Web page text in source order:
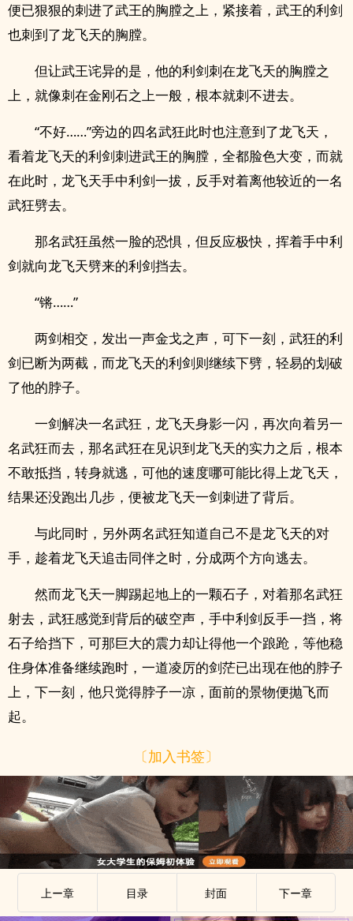
便已狠狠的刺进了武王的胸膛之上，紧接着，武王的利剑
也刺到了龙飞天的胸膛。
但让武王诧异的是，他的利剑刺在龙飞天的胸膛之
上，就像刺在金刚石之上一般，根本就刺不进去。
“不好……”旁边的四名武狂此时也注意到了龙飞天，
看着龙飞天的利剑刺进武王的胸膛，全都脸色大变，而就
在此时，龙飞天手中利剑一拔，反手对着离他较近的一名
武狂劈去。
那名武狂虽然一脸的恐惧，但反应极快，挥着手中利
剑就向龙飞天劈来的利剑挡去。
“锵……”
两剑相交，发出一声金戈之声，可下一刻，武狂的利
剑已断为两截，而龙飞天的利剑则继续下劈，轻易的划破
了他的脖子。
一剑解决一名武狂，龙飞天身影一闪，再次向着另一
名武狂而去，那名武狂在见识到龙飞天的实力之后，根本
不敢抵挡，转身就逃，可他的速度哪可能比得上龙飞天，
结果还没跑出几步，便被龙飞天一剑刺进了背后。
与此同时，另外两名武狂知道自己不是龙飞天的对
手，趁着龙飞天追击同伴之时，分成两个方向逃去。
然而龙飞天一脚踢起地上的一颗石子，对着那名武狂
射去，武狂感觉到背后的破空声，手中利剑反手一挡，将
石子给挡下，可那巨大的震力却让得他一个踉跄，等他稳
住身体准备继续跑时，一道凌厉的剑茫已出现在他的脖子
上，下一刻，他只觉得脖子一凉，面前的景物便抛飞而
起。
〔加入书签〕
上ー章 目录 封面 下ー章